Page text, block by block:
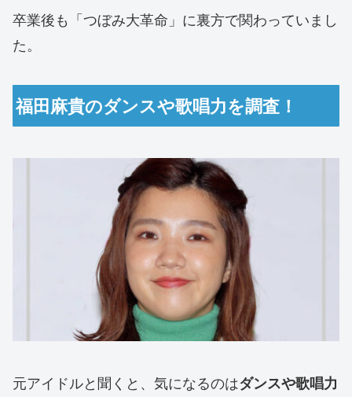
卒業後も「つぼみ大革命」に裏方で関わっていまし
た。
福田麻貴のダンスや歌唱力を調査！
元アイドルと聞くと、気になるのはダンスや歌唱力